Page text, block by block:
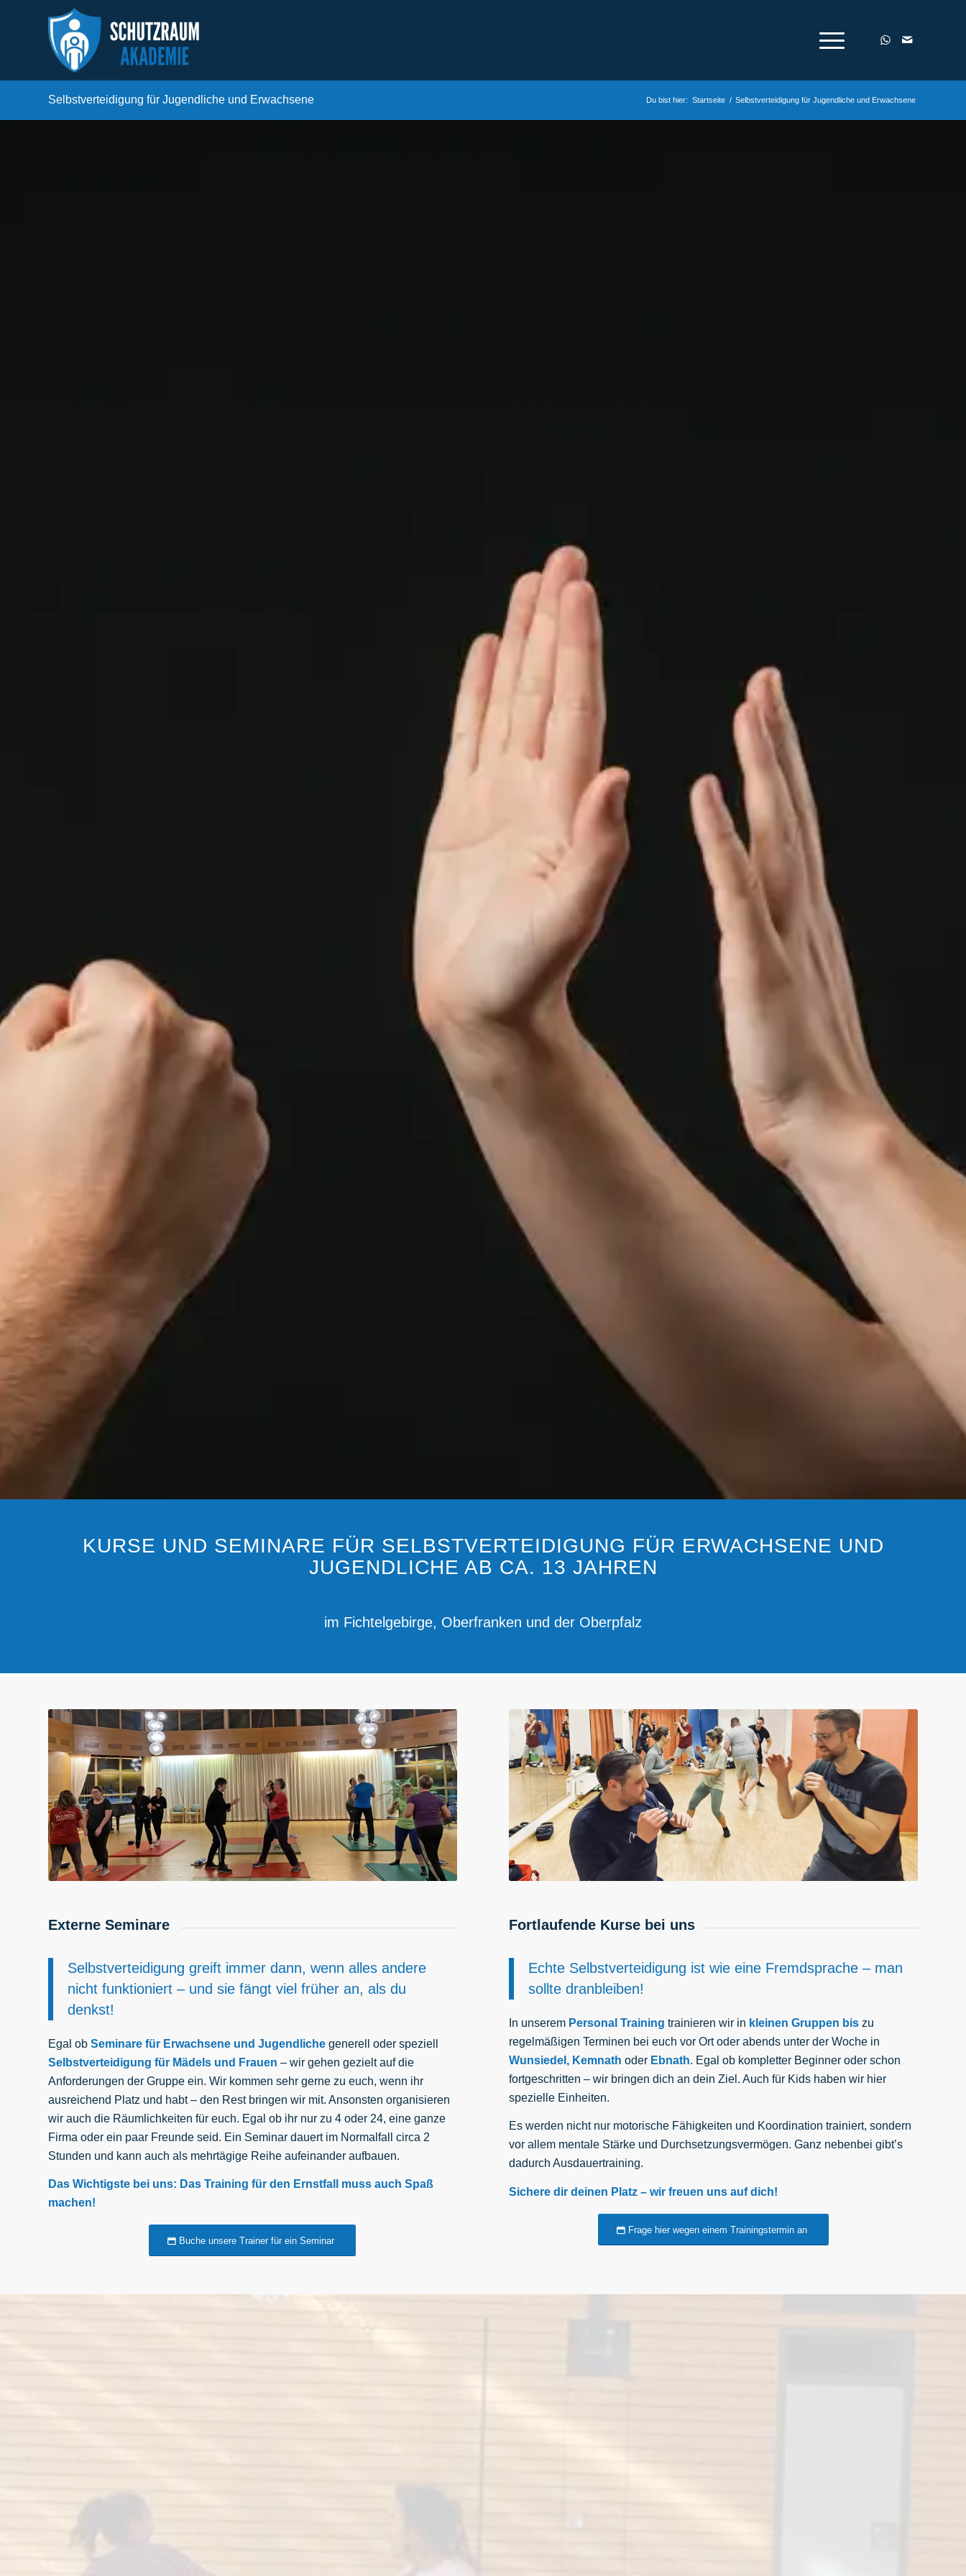
Selbstverteidigung für Jugendliche und Erwachsene Du bist hier: Startseite / Selbstverteidigung für Jugendliche und Erwachsene
KURSE UND SEMINARE FÜR SELBSTVERTEIDIGUNG FÜR ERWACHSENE UND
JUGENDLICHE AB CA. 13 JAHREN
im Fichtelgebirge, Oberfranken und der Oberpfalz
Externe Seminare
Selbstverteidigung greift immer dann, wenn alles andere
nicht funktioniert – und sie fängt viel früher an, als du
denkst!
Egal ob Seminare für Erwachsene und Jugendliche generell oder speziell
Selbstverteidigung für Mädels und Frauen – wir gehen gezielt auf die
Anforderungen der Gruppe ein. Wir kommen sehr gerne zu euch, wenn ihr
ausreichend Platz und habt – den Rest bringen wir mit. Ansonsten organisieren
wir auch die Räumlichkeiten für euch. Egal ob ihr nur zu 4 oder 24, eine ganze
Firma oder ein paar Freunde seid. Ein Seminar dauert im Normalfall circa 2
Stunden und kann auch als mehrtägige Reihe aufeinander aufbauen.
Das Wichtigste bei uns: Das Training für den Ernstfall muss auch Spaß
machen!
Buche unsere Trainer für ein Seminar
Fortlaufende Kurse bei uns
Echte Selbstverteidigung ist wie eine Fremdsprache – man
sollte dranbleiben!
In unserem Personal Training trainieren wir in kleinen Gruppen bis zu
regelmäßigen Terminen bei euch vor Ort oder abends unter der Woche in
Wunsiedel, Kemnathoder Ebnath. Egal ob kompletter Beginner oder schon
fortgeschritten – wir bringen dich an dein Ziel. Auch für Kids haben wir hier
spezielle Einheiten.
Es werden nicht nur motorische Fähigkeiten und Koordination trainiert, sondern
vor allem mentale Stärke und Durchsetzungsvermögen. Ganz nebenbei gibt’s
dadurch Ausdauertraining.
Sichere dir deinen Platz – wir freuen uns auf dich!
Frage hier wegen einem Trainingstermin an